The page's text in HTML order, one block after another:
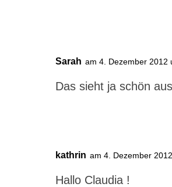
Sarah am 4. Dezember 2012
Das sieht ja schön aus
kathrin am 4. Dezember
Hallo Claudia !